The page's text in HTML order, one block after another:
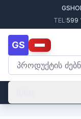
TEL:599
GS